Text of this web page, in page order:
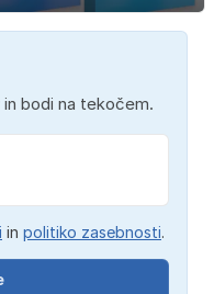
bodi na tekočem.
in politiko zasebnosti.